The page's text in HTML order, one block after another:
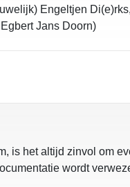
Engeltjen
Jans Doorn)
is het altijd zinvol om
wordt